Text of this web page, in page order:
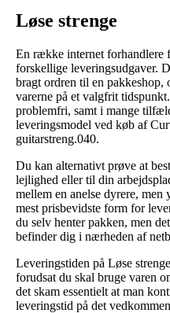
Løse strenge
En række internet forhandlere
forskellige leveringsudgaver.
bragt ordren til en pakkeshop,
varerne på et valgfrit
problemfri, samt i mange
leveringsmodel ved køb af
guitarstreng.040.
Du kan alternativt prøve at
lejlighed eller til din
mellem en anelse dyrere,
mest prisbevidste form for
du selv henter pakken, men
befinder dig i nærheden af
Leveringstiden på Løse
forudsat du skal bruge varen
det skam essentielt at man
leveringstid på det